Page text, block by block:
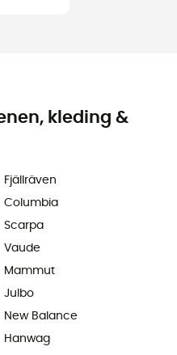
kleding &
Fjällräven
Columbia
Scarpa
Vaude
Mammut
Julbo
New Balance
Hanwag